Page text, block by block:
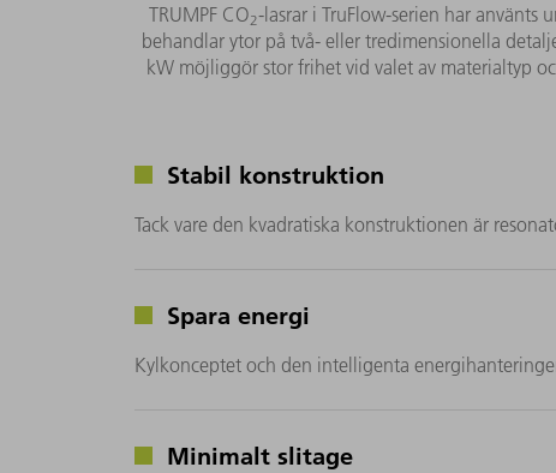
TRUMPF CO2-lasrar i TruFlow-serien har använts
behandlar ytor på två- eller tredimensionella
kW möjliggör stor frihet vid valet av materialtyp
Stabil konstruktion
Tack vare den kvadratiska konstruktionen är
Spara energi
Kylkonceptet och den intelligenta
Minimalt slitage